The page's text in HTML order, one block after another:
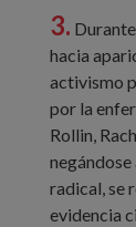
3.
hacia
activismo
por la
Rollin,
radical, se
evidencia